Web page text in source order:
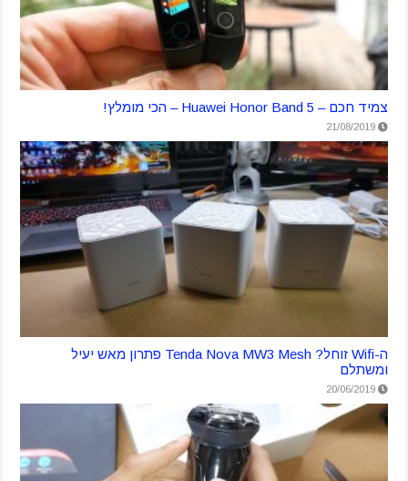
צמיד חכם – Huawei Honor Band 5 – הכי מומלץ!
21/08/2019
ה-Wifi זוחל? Tenda Nova MW3 Mesh פתרון מאש יעיל
ומשתלם
20/06/2019